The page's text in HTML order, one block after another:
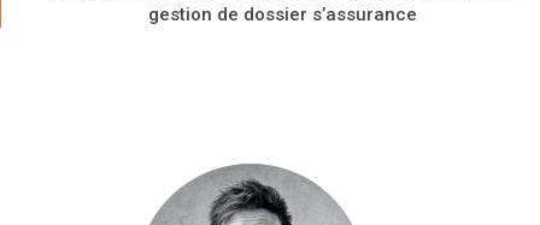
gestion de dossier s’assurance